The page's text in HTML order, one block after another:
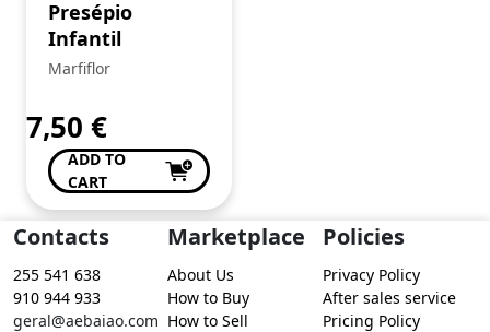
Presépio
Infantil
Marfiflor
7,50 €
ADD TO
CART
Contacts
255 541 638
910 944 933
geral@aebaiao.com
Marketplace
About Us
How to Buy
How to Sell
Policies
Privacy Policy
After sales service
Pricing Policy